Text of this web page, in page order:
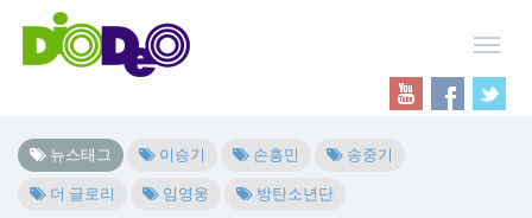
뉴스태그 이승기 손흥민
송중기
더 글로리
임영웅 방탄소년단